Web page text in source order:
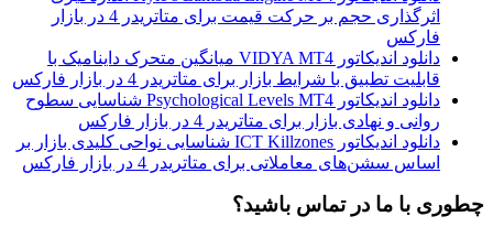
اثرگذاری حجم بر حرکت قیمت برای متاتریدر 4 در بازار
فارکس
دانلود اندیکاتور VIDYA MT4 میانگین متحرک داینامیک با
قابلیت تطبیق با شرایط بازار برای متاتریدر 4 در بازار فارکس
دانلود اندیکاتور Psychological Levels MT4 شناسایی سطوح
روانی و نهادی بازار برای متاتریدر 4 در بازار فارکس
دانلود اندیکاتور ICT Killzones شناسایی نواحی کلیدی بازار بر
اساس سشن‌های معاملاتی برای متاتریدر 4 در بازار فارکس
چطوری با ما در تماس باشید؟